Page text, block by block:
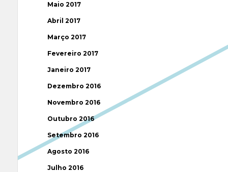
Maio 2017
Abril 2017
Março 2017
Fevereiro 2017
Janeiro 2017
Dezembro 2016
Novembro 2016
Outubro 2016
Setembro 2016
Agosto 2016
Julho 2016